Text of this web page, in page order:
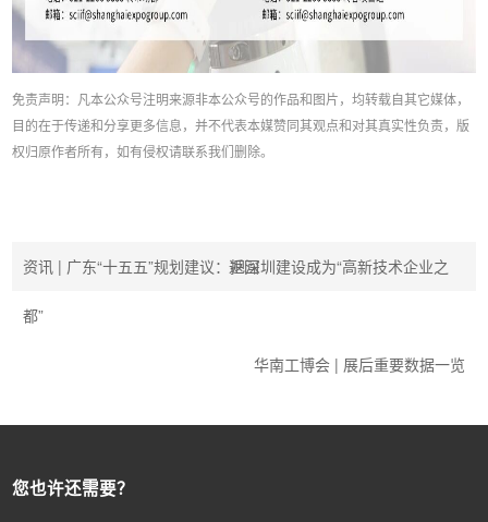
免责声明：凡本公众号注明来源非本公众号的作品和图片，均转载自其它媒体，
目的在于传递和分享更多信息，并不代表本媒赞同其观点和对其真实性负责，版
权归原作者所有，如有侵权请联系我们删除。
资讯 | 广东“十五五”规划建议：把深圳建设成为“高新技术企业之
都”
返回
华南工博会 | 展后重要数据一览
您也许还需要？